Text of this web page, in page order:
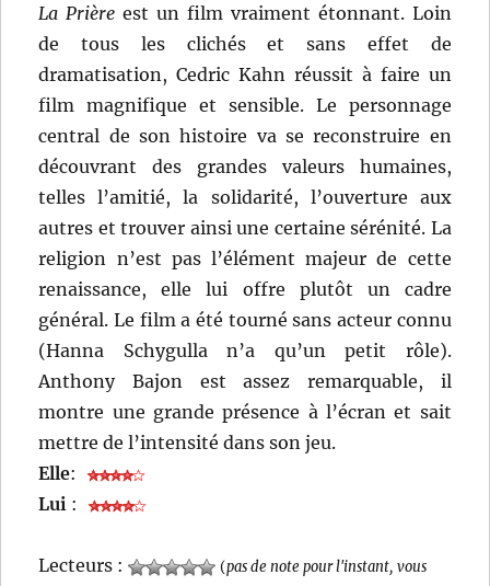
La Prière est un film vraiment étonnant. Loin
de tous les clichés et sans effet de
dramatisation, Cedric Kahn réussit à faire un
film magnifique et sensible. Le personnage
central de son histoire va se reconstruire en
découvrant des grandes valeurs humaines,
telles l’amitié, la solidarité, l’ouverture aux
autres et trouver ainsi une certaine sérénité. La
religion n’est pas l’élément majeur de cette
renaissance, elle lui offre plutôt un cadre
général. Le film a été tourné sans acteur connu
(Hanna Schygulla n’a qu’un petit rôle).
Anthony Bajon est assez remarquable, il
montre une grande présence à l’écran et sait
mettre de l’intensité dans son jeu.
Elle:
Lui :
Lecteurs : (pas de note pour l'instant, vous